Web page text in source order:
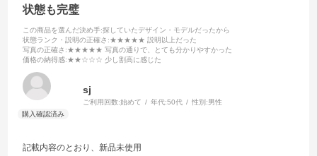
状態も完璧
この商品を選んだ決め手:探していたデザイン・モデルだったから
状態ランク・説明の正確さ :★★★★★ 説明以上だった
写真の正確さ :★★★★★ 写真の通りで、とても分かりやすかった
価格の納得感:★★☆☆☆ 少し割高に感じた
sj
ご利用回数:始めて 年代:50代 性別:男性
記載内容のとおり、新品未使用